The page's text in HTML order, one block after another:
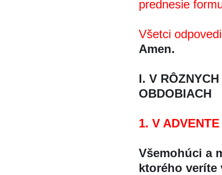
prednesie
Všetci
Amen.
I. V
OBDOBIACH
1. V ADVENTE
Všemohúci a
ktorého